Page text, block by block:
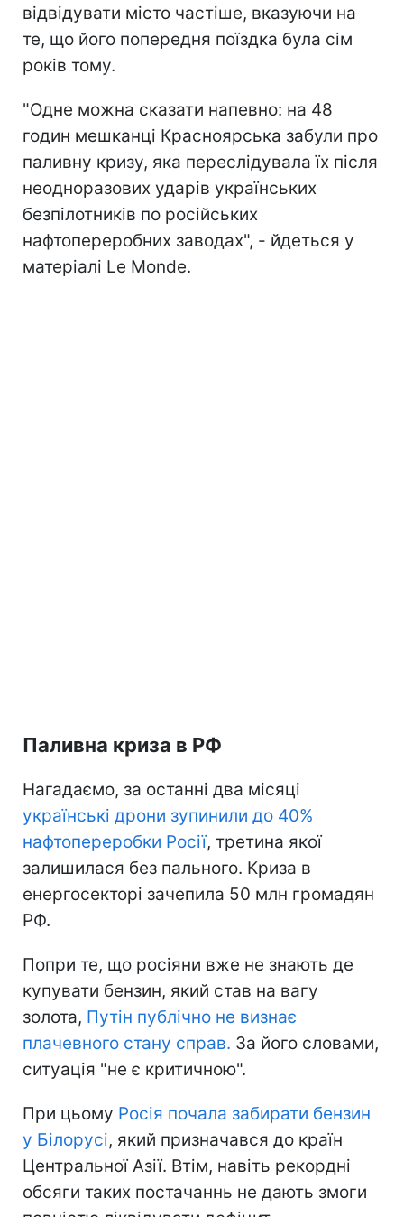
відвідувати місто частіше, вказуючи на
те, що його попередня поїздка була сім
років тому.
"Одне можна сказати напевно: на 48
годин мешканці Красноярська забули про
паливну кризу, яка переслідувала їх після
неодноразових ударів українських
безпілотників по російських
нафтопереробних заводах", - йдеться у
матеріалі Le Monde.
Паливна криза в РФ
Нагадаємо, за останні два місяці
українські дрони зупинили до 40%
нафтопереробки Росії, третина якої
залишилася без пального. Криза в
енергосекторі зачепила 50 млн громадян
РФ.
Попри те, що росіяни вже не знають де
купувати бензин, який став на вагу
золота, Путін публічно не визнає
плачевного стану справ. За його словами,
ситуація "не є критичною".
При цьому Росія почала забирати бензин
у Білорусі, який призначався до країн
Центральної Азії. Втім, навіть рекордні
обсяги таких постачаннь не дають змоги